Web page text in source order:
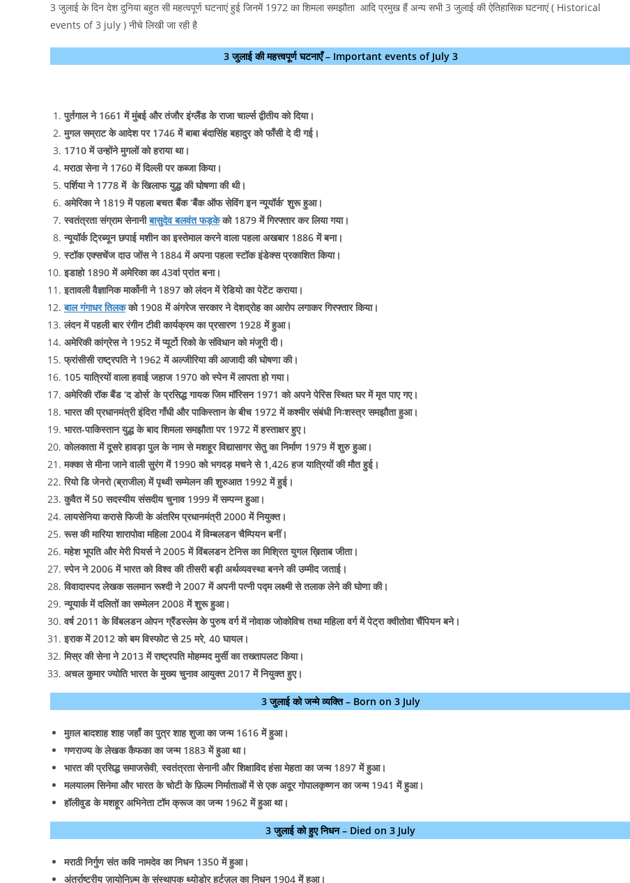
3 जुलाई के दिन देश दुनिया बहुत सी महत्वपूर्ण घटनाएं हुई जिनमें 1972 का शिमला समझौता आदि प्रमुख हैं अन्य सभी 3 जुलाई की ऐतिहासिक घटनाएं ( Historical
events of 3 july ) नीचे लिखी जा रही है
3 जुलाई की महत्त्वपूर्ण घटनाएँ – Important events of July 3
पुर्तगाल ने 1661 में मुंबई और तंजौर इंग्लैंड के राजा चार्ल्स द्वीतीय को दिया।
मुगल सम्राट के आदेश पर 1746 में बाबा बंदासिंह बहादुर को फाँसी दे दी गई।
1710 में उन्होंने मुगलों को हराया था।
मराठा सेना ने 1760 में दिल्ली पर कब्जा किया।
पर्शिया ने 1778 में के खिलाफ युद्ध की घोषणा की थी।
अमेरिका ने 1819 में पहला बचत बैंक ‘बैंक ऑफ सेविंग इन न्यूयॉर्क’ शुरू हुआ।
स्वतंत्रता संग्राम सेनानीबासुदेव बलवंत फड़केको 1879 में गिरफ्तार कर लिया गया।
न्यूयॉर्क ट्रिब्यून छपाई मशीन का इस्तेमाल करने वाला पहला अखबार 1886 में बना।
स्टॉक एक्सचेंज दाउ जोंस ने 1884 में अपना पहला स्टॉक इंडेक्स प्रकाशित किया।
इडाहो 1890 में अमेरिका का 43वां प्रांत बना।
इतावली वैज्ञानिक मार्कोनी ने 1897 को लंदन में रेडियो का पेटेंट कराया।
बाल गंगाधर तिलकको 1908 में अंगरेज सरकार ने देशद्रोह का आरोप लगाकर गिरफ्तार किया।
लंदन में पहली बार रंगीन टीवी कार्यक्रम का प्रसारण 1928 में हुआ।
अमेरिकी कांग्रेस ने 1952 में प्यूर्टो रिको के संविधान को मंजूरी दी।
फ्रांसीसी राष्ट्रपति ने 1962 में अल्जीरिया की आजादी की घोषणा की।
105 यात्रियों वाला हवाई जहाज 1970 को स्पेन में लापता हो गया।
अमेरिकी रॉक बैंड ‘द डोर्स’ के प्रसिद्ध गायक जिम मॉरिसन 1971 को अपने पेरिस स्थित घर में मृत पाए गए।
भारत की प्रधानमंत्री इंदिरा गाँधी और पाकिस्तान के बीच 1972 में कश्मीर संबंधी निःशस्त्र समझौता हुआ।
भारत-पाकिस्तान युद्ध के बाद शिमला समझौता पर 1972 में हस्ताक्षर हुए।
कोलकाता में दूसरे हावड़ा पुल के नाम से मशहूर विद्यासागर सेतु का निर्माण 1979 में शुरु हुआ।
मक्का से मीना जाने वाली सुरंग में 1990 को भगदड़ मचने से 1,426 हज यात्रियों की मौत हुई।
रियो डि जेनरो (ब्राजील) में पृथ्वी सम्मेलन की शुरुआत 1992 में हुई।
कुवैत में 50 सदस्यीय संसदीय चुनाव 1999 में सम्पन्न हुआ।
लायसेनिया करासे फिजी के अंतरिम प्रधानमंत्री 2000 में नियुक्त।
रूस की मारिया शारापोवा महिला 2004 में विम्बलडन चैम्पियन बनीं।
महेश भूपति और मेरी पियर्स ने 2005 में विंबलडन टेनिस का मिश्रित युगल ख़िताब जीता।
स्पेन ने 2006 में भारत को विश्व की तीसरी बड़ी अर्थव्यवस्था बनने की उम्मीद जताई।
विवादास्पद लेखक सलमान रूश्दी ने 2007 में अपनी पत्नी पद्म लक्ष्मी से तलाक लेने की घोणा की।
न्यूयार्क में दलितों का सम्मेलन 2008 में शुरू हुआ।
वर्ष 2011 के विंबलडन ओपन ग्रैंडस्लेम के पुरुष वर्ग में नोवाक जोकोविच तथा महिला वर्ग में पेट्रा क्वीतोवा चैंपियन बने।
इराक में 2012 को बम विस्फोट से 25 मरे, 40 घायल।
मिस्र की सेना ने 2013 में राष्ट्रपति मोहम्मद मुर्सी का तख्तापलट किया।
अचल कुमार ज्योति भारत के मुख्य चुनाव आयुक्त 2017 में नियुक्त हुए।
3 जुलाई को जन्मे व्यक्ति – Born on 3 July
मुग़ल बादशाह शाह जहाँ का पुत्र शाह शुजा का जन्म 1616 में हुआ।
गणराज्य के लेखक कैफका का जन्म 1883 में हुआ था।
भारत की प्रसिद्ध समाजसेवी, स्वतंत्रता सेनानी और शिक्षाविद हंसा मेहता का जन्म 1897 में हुआ।
मलयालम सिनेमा और भारत के चोटी के फ़िल्म निर्माताओं में से एक अदूर गोपालकृष्णन का जन्म 1941 में हुआ।
हॉलीवुड के मशहूर अभिनेता टॉम क्रूज का जन्म 1962 में हुआ था।
3 जुलाई को हुए निधन – Died on 3 July
मराठी निर्गुण संत कवि नामदेव का निधन 1350 में हुआ।
अंतर्राष्ट्रीय ज़ायोनिज़्म के संस्थापक थ्योडोर हर्टज़ल का निधन 1904 में हुआ।